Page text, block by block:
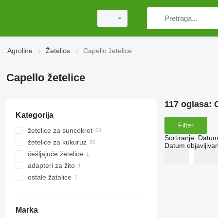
Agroline Žetelice Capello žetelice
Capello žetelice
Kategorija
žetelice za suncokret
žetelice za kukuruz
češljajuće žetelice
adapteri za žito
ostale žatalice
Marka
117 oglasa:
Filter
Sortiranje:
Datum